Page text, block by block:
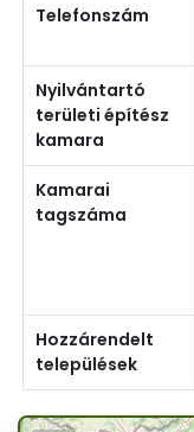
Telefonszám
Nyilvántartó
területi építész
kamara
Kamarai
tagszáma
Hozzárendelt
települések